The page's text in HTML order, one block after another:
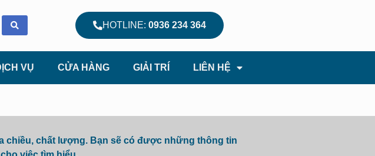
HOTLINE:0936 234 364
VỤ CỬA HÀNG GIẢI TRÍ LIÊN HỆ
chiều, chất lượng. Bạn sẽ có được những thông tin